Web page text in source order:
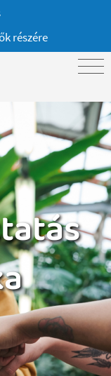
részére